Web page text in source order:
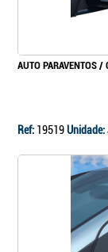
AUTO PARAVENTOS
Ref: 19519Unidade: